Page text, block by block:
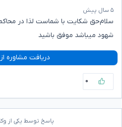
۵ سال پیش
سلام‌حق شکایت با شماست لذا در
شهود میباشد موفق باشید
دریافت مشاوره
۰
پاسخ توسط یکی از